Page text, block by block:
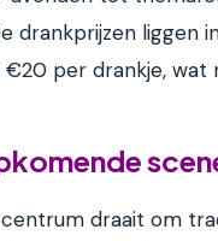
drankprijzen liggen
€20 per drankje, wat
draait om